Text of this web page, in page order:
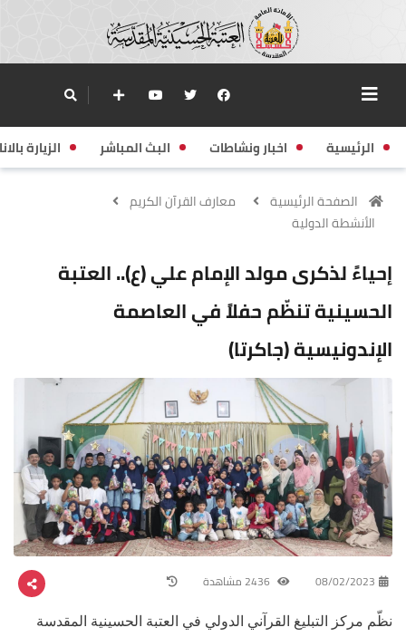
الرئيسية اخبار ونشاطات البث المباشر الزيارة
الصفحة الرئيسية
معارف القرآن الكريم
الأنشطة الدولية
إحياءً لذكرى مولد الإمام علي (ع).. العتبة
الحسينية تنظّم حفلاً في العاصمة
الإندونيسية (جاكرتا)
08/02/2023
نظّم مركز التبليغ القرآني الدولي في العتبة الحسينية المقدسة